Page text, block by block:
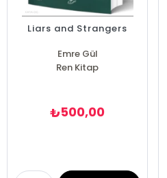
Liars and Strangers
Emre Gül
Ren Kitap
₺500,00